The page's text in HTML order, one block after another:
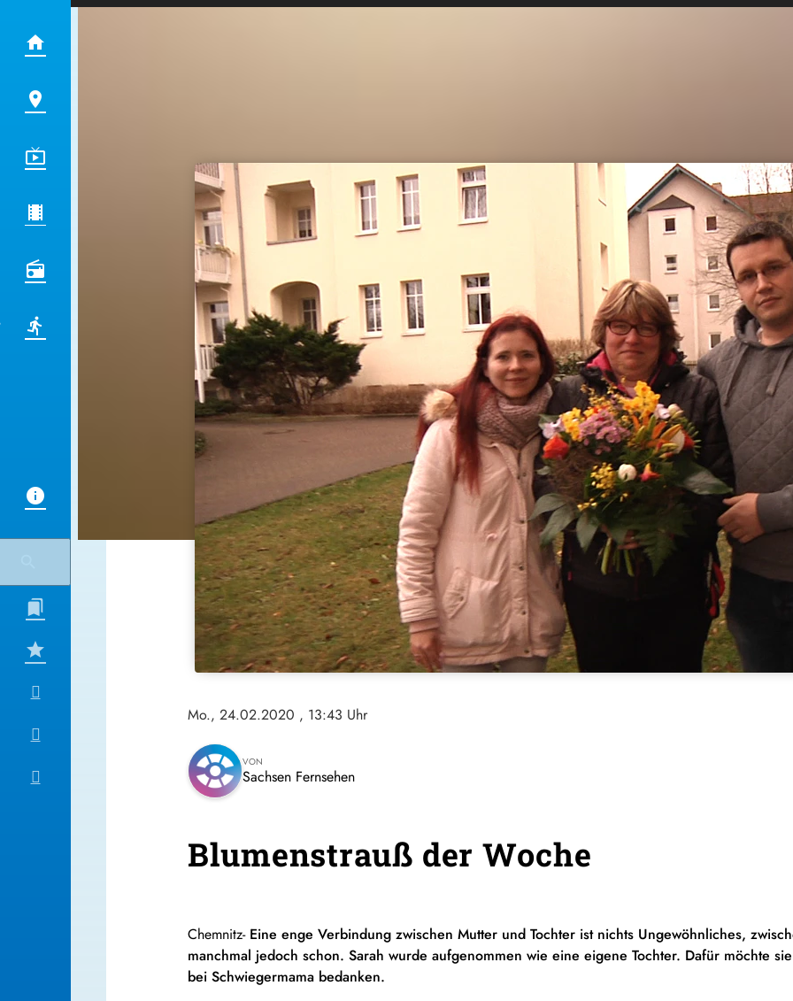
Mo., 24.02.2020 , 13:43 Uhr
VON
Sachsen Fernsehen
Blumenstrauß der Woche
Chemnitz- Eine enge Verbindung zwischen Mutter und Tochter ist nichts Ungewöhnliches,
manchmal jedoch schon. Sarah wurde aufgenommen wie eine eigene Tochter. Dafür möchte
bei Schwiegermama bedanken.